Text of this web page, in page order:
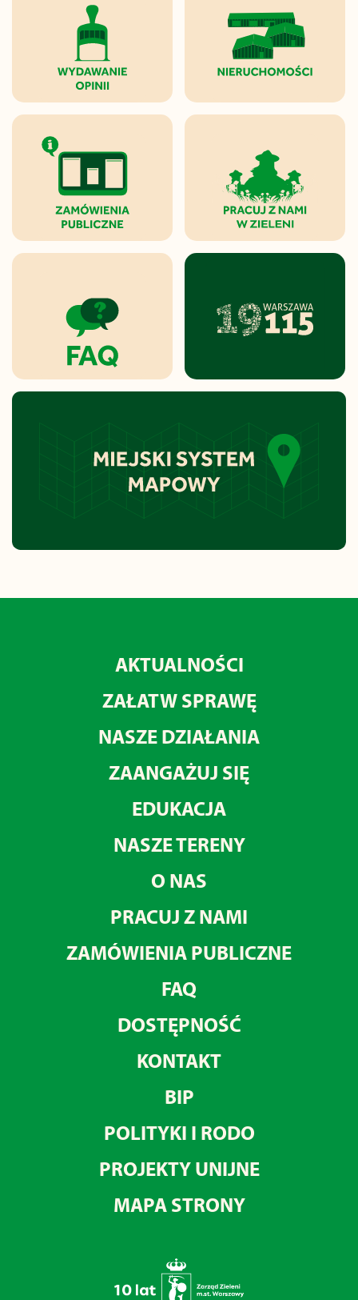
AKTUALNOŚCI
ZAŁATW SPRAWĘ
NASZE DZIAŁANIA
ZAANGAŻUJ SIĘ
EDUKACJA
NASZE TERENY
O NAS
PRACUJ Z NAMI
ZAMÓWIENIA PUBLICZNE
FAQ
DOSTĘPNOŚĆ
KONTAKT
BIP
POLITYKI I RODO
PROJEKTY UNIJNE
MAPA STRONY